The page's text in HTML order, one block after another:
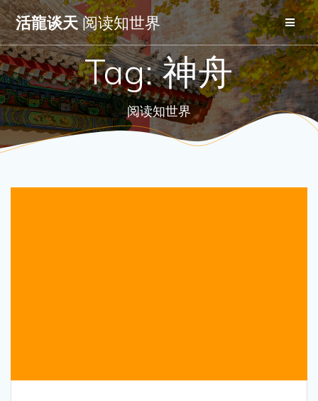
Skip
to
content
活龍谈天阅读知世界
Tag:神舟
阅读知世界